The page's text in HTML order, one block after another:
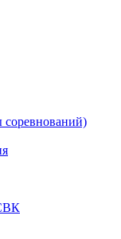
соревнований)